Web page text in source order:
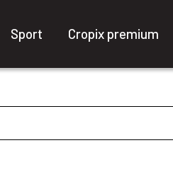
Sport Cropix premium